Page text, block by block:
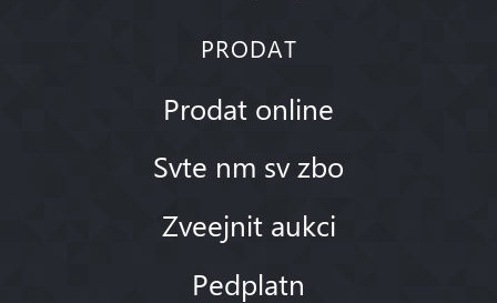
PRODAT
Prodat online
Svte nm sv zbo
Zveejnit aukci
Pedplatn